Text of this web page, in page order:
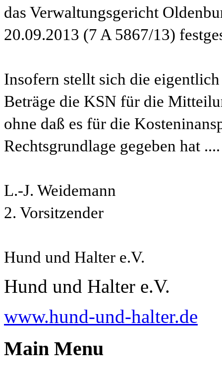
das Verwaltungsgericht
20.09.2013 (7 A 5867/13)
Insofern stellt sich die
Beträge die KSN für die
ohne daß es für die
Rechtsgrundlage gegeben hat ....
L.-J. Weidemann
2. Vorsitzender
Hund und Halter e.V.
Hund und Halter e.V.
www.hund-und-halter.de
Main Menu